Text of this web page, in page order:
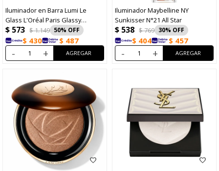
Iluminador en Barra Lumi Le
Glass L'Oréal Paris Glassy
Sparkling Rose N°640
$ 573 $1.149 50
$ 430 $ 487
- +
Iluminador Maybelline NY
Sunkisser N°21 All Star
$ 538 $769 30
$ 404 $ 457
- +